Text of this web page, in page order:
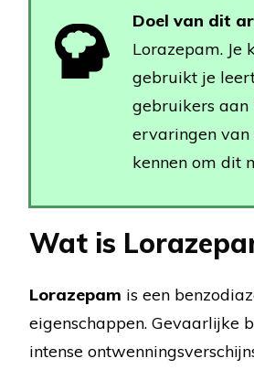
Doel van dit
Lorazepam.
gebruikt je
gebruikers
ervaringen van
kennen om dit
Wat is
Lorazepam is een
eigenschappen. Gevaarlijke
intense